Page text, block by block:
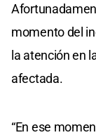
momento del
la atención en
afectada.
“En ese